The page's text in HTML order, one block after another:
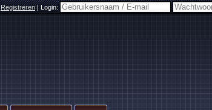
Registreren|Login: